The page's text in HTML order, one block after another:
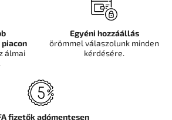
álmai
Egyéni hozzáállás
örömmel válaszolunk minden
kérdésére.
fizetők adómentesen